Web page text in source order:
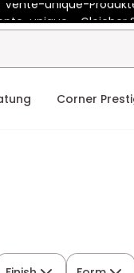
unique - Gleicher
unique-
Corner